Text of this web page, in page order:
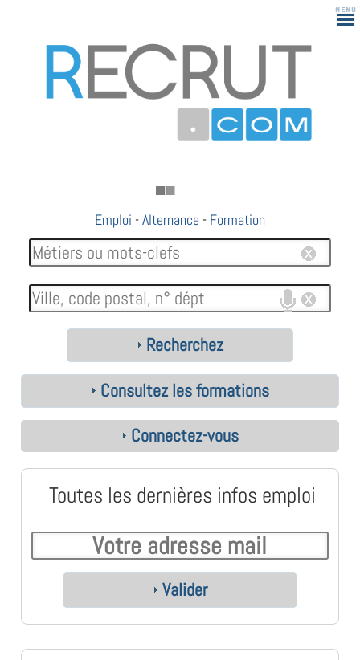
Emploi -Alternance - Formation
Recherchez
Consultez les formations
Connectez-vous
Toutes les dernières infos emploi
Valider